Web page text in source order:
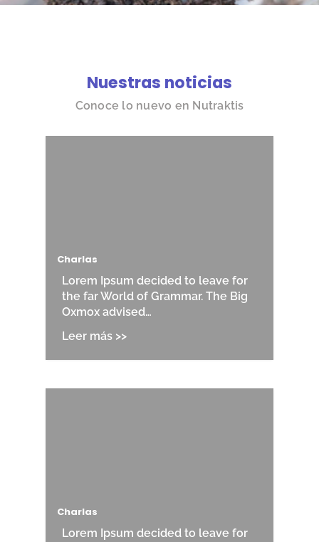
Nuestras noticias
Conoce lo nuevo en Nutraktis
Charlas
Lorem Ipsum decided to leave for
the far World of Grammar. The Big
Oxmox advised…
Charlas
Lorem Ipsum decided to leave for